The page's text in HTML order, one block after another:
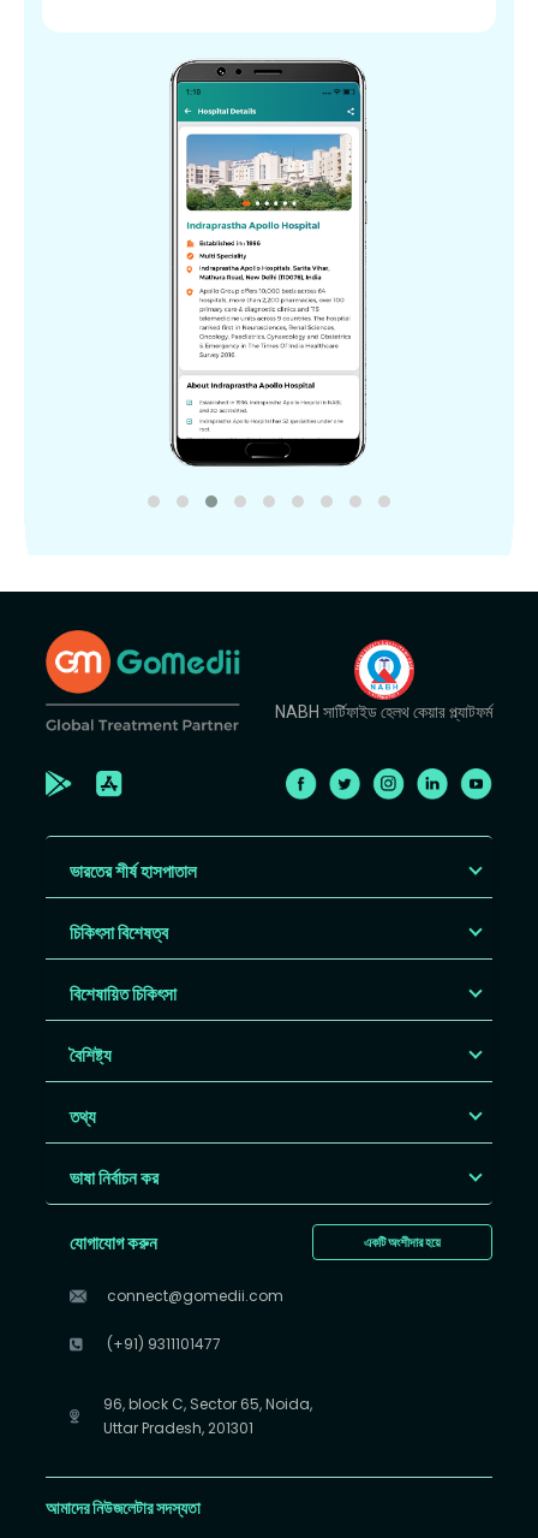
NABH সার্টিফাইড হেলথ কেয়ার প্ল্যাটফর্ম
ভারতের শীর্ষ হাসপাতাল
চিকিৎসা বিশেষত্ব
বিশেষায়িত চিকিৎসা
বৈশিষ্ট্য
তথ্য
ভাষা নির্বাচন কর
একটি অংশীদার হয়ে
যোগাযোগ করুন
connect@gomedii.com
(+91) 9311101477
96, block C, Sector 65, Noida,
Uttar Pradesh, 201301
আমাদের নিউজলেটার সদস্যতা